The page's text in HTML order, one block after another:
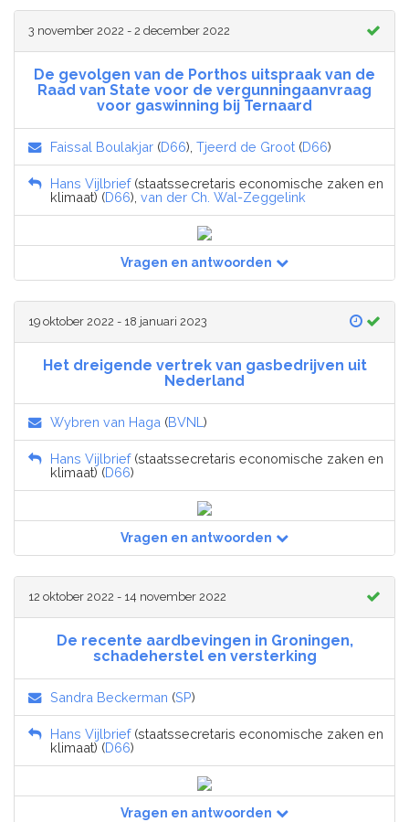
3 november 2022 - 2 december 2022
De gevolgen van de Porthos uitspraak van de
Raad van State voor de vergunningaanvraag
voor gaswinning bij Ternaard
Faissal Boulakjar (D66), Tjeerd de Groot (D66)
Hans Vijlbrief(staatssecretaris economische zaken en
klimaat) (D66), van der Ch. Wal-Zeggelink
Vragen en antwoorden
19 oktober 2022 - 18 januari 2023
Het dreigende vertrek van gasbedrijven uit
Nederland
Wybren van Haga (BVNL )
Hans Vijlbrief(staatssecretaris economische zaken en
klimaat) (D66)
Vragen en antwoorden
12 oktober 2022 - 14 november 2022
De recente aardbevingen in Groningen,
schadeherstel en versterking
Sandra Beckerman (SP)
Hans Vijlbrief(staatssecretaris economische zaken en
klimaat) (D66)
Vragen en antwoorden